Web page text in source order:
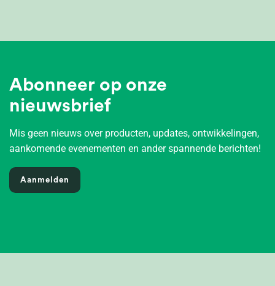
Abonneer op onze
nieuwsbrief
Mis geen nieuws over producten, updates, ontwikkelingen,
aankomende evenementen en ander spannende berichten!
Aanmelden